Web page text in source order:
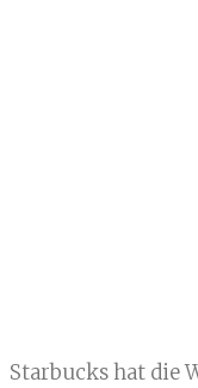
Starbucks hat die